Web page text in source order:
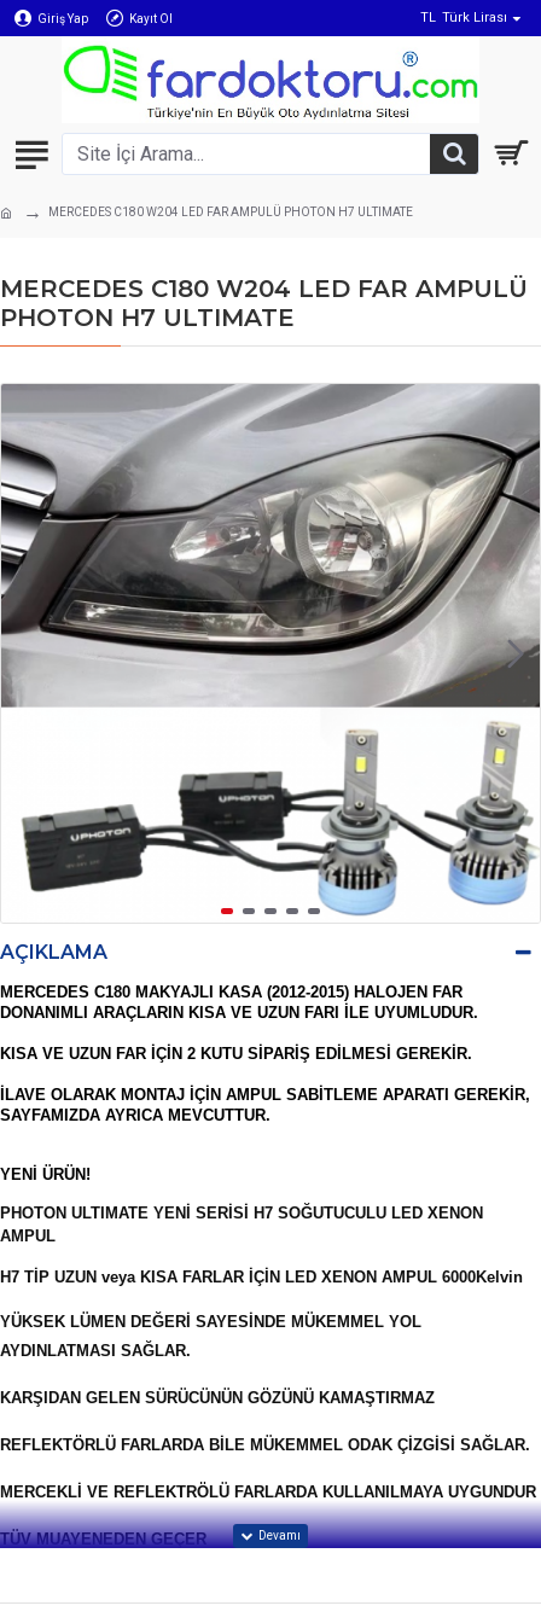
Giriş Yap Kayıt Ol TL Türk Lirası
MERCEDES C180 W204 LED FAR AMPULÜ PHOTON H7 ULTIMATE
MERCEDES C180 W204 LED FAR AMPULÜ
PHOTON H7 ULTIMATE
AÇIKLAMA
MERCEDES C180 MAKYAJLI KASA (2012-2015) HALOJEN FAR
DONANIMLI ARAÇLARIN KISA VE UZUN FARI İLE UYUMLUDUR.
KISA VE UZUN FAR İÇİN 2 KUTU SİPARİŞ EDİLMESİ GEREKİR.
İLAVE OLARAK MONTAJ İÇİN AMPUL SABİTLEME APARATI GEREKİR,
YENİ ÜRÜN!
PHOTON ULTIMATE YENİ SERİSİ H7 SOĞUTUCULU LED XENON
AMPUL
H7 TİP UZUN veya KISA FARLAR İÇİN LED XENON AMPUL 6000Kelvin
YÜKSEK LÜMEN DEĞERİ SAYESİNDE MÜKEMMEL YOL
AYDINLATMASI SAĞLAR.
KARŞIDAN GELEN SÜRÜCÜNÜN GÖZÜNÜ KAMAŞTIRMAZ
REFLEKTÖRLÜ FARLARDA BİLE MÜKEMMEL ODAK ÇİZGİSİ SAĞLAR.
MERCEKLİ VE REFLEKTRÖLÜ FARLARDA KULLANILMAYA UYGUNDUR
TÜV MUAYENEDEN GEÇER
KÜÇÜK BOYUTLARDA ÜRÜN.